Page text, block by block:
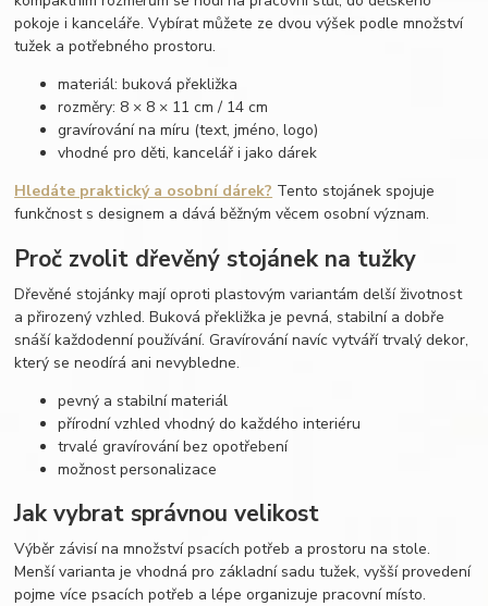
pokoje i kanceláře. Vybírat můžete ze dvou výšek podle množství
tužek a potřebného prostoru.
materiál: buková překližka
rozměry: 8 × 8 × 11 cm / 14 cm
gravírování na míru (text, jméno, logo)
vhodné pro děti, kancelář i jako dárek
Hledáte praktický a osobní dárek? Tento stojánek spojuje
funkčnost s designem a dává běžným věcem osobní význam.
Proč zvolit dřevěný stojánek na tužky
Dřevěné stojánky mají oproti plastovým variantám delší životnost
a přirozený vzhled. Buková překližka je pevná, stabilní a dobře
snáší každodenní používání. Gravírování navíc vytváří trvalý dekor,
který se neodírá ani nevybledne.
pevný a stabilní materiál
přírodní vzhled vhodný do každého interiéru
trvalé gravírování bez opotřebení
možnost personalizace
Jak vybrat správnou velikost
Výběr závisí na množství psacích potřeb a prostoru na stole.
Menší varianta je vhodná pro základní sadu tužek, vyšší provedení
pojme více psacích potřeb a lépe organizuje pracovní místo.